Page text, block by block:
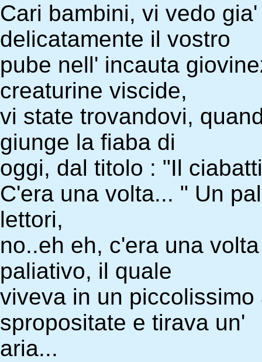
Cari bambini, vi vedo
delicatamente il vostro
pube nell' incauta
creaturine viscide,
vi state trovandovi,
giunge la fiaba di
oggi, dal titolo : "Il
C'era una volta... " Un
lettori,
no..eh eh, c'era una
paliativo, il quale
viveva in un
spropositate e tirava un'
aria...